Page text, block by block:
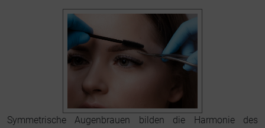
Symmetrische Augenbrauen bilden die Harmonie des